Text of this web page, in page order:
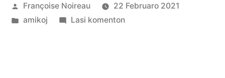
Afiŝita
de
Françoise Noireau
22 Februaro 2021
Afiŝita
amikoj Lasi komentonpri